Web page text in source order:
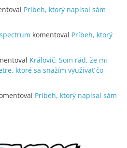
Príbeh, ktorý napísal sám
komentoval Príbeh, ktorý
Královič: Som rád, že mi
ktoré sa snažím využívať čo
Príbeh, ktorý napísal sám